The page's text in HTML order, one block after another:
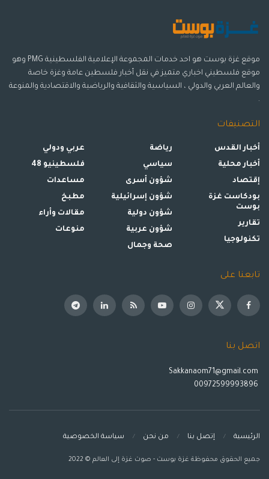
موقع غزة بوست هو احد خدمات المجموعة الإعلامية الفلسطينية PMG وهو
موقع فلسطيني اخباري متميز في نقل أخبار فلسطين عامة وغزة خاصة
والعالم العربي والدولي ، السياسية والثقافية والرياضية والاقتصادية والمنوعة
.
التصنيفات
أخبار القدس
أخبار محلية
إقتصاد
بودكاست غزة
بوست
تقارير
تكنولوجيا
رياضة
سياسي
شؤون أسرى
شؤون إسرائيلية
شؤون دولية
شؤون عربية
صحة وجمال
عربي ودولي
فلسطينيو 48
مساعدات
مطبخ
مقالات وأراء
منوعات
تابعنا على
اتصل بنا
Sakkanaom71@gmail.com
الرئيسية إتصل بنا من نحن سياسة الخصوصية
جميع الحقوق محفوظة غزة بوست - صوت غزة إلى العالم © 2022